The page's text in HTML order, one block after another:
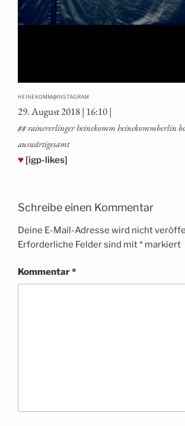
HEINEKOMM@INSTAGRAM
29. August 2018 | 16:10 |
## rai­ne­rer­lin­ger hei­ne­komm hei­ne­komm­ber­lin
auswärtigesamt
♥ [igp-likes]
Schreibe einen Kommentar
Deine E-Mail-Adresse wird nicht
Erforderliche Felder sind mit* markiert
Kommentar*